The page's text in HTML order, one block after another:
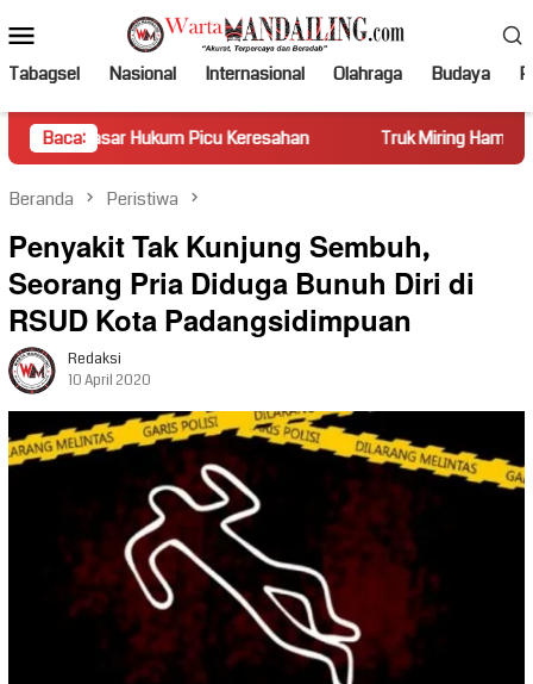
ke
kontenMobile
Tabagsel Nasional Internasional Olahraga Budaya
Baca:Picu Keresahan Truk Miring Hambat Arus Lalu
Beranda Peristiwa
Penyakit Tak Kunjung Sembuh,
Seorang Pria Diduga Bunuh Diri di
RSUD Kota Padangsidimpuan
Redaksi
10 April 2020